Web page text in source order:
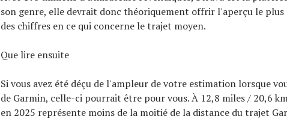
son genre, elle devrait donc théoriquement offrir l'aperçu le plus
des chiffres en ce qui concerne le trajet moyen.
Que lire ensuite
Si vous avez été déçu de l'ampleur de votre estimation lorsque
de Garmin, celle-ci pourrait être pour vous. À 12,8 miles / 20,6
en 2025 représente moins de la moitié de la distance du trajet